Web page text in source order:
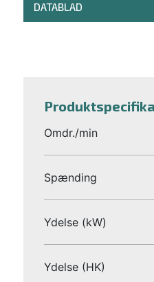
DATABLAD
Omdr./min
Spænding
Ydelse (kW)
Ydelse (HK)